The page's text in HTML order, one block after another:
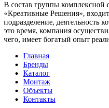
В состав группы комплексной
«Креативные Решения»,
подразделение, деятельность
это время, компания
чего, имеет богатый опыт
Главная
Бренды
Каталог
Монтаж
Объекты
Контакты